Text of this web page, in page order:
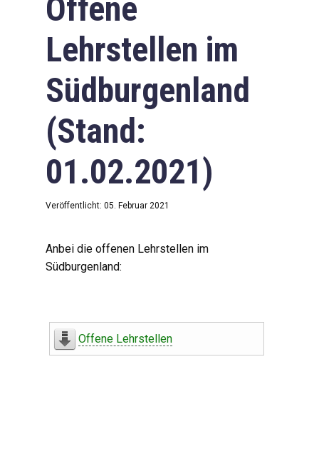
Offene
Lehrstellen im
Südburgenland
(Stand:
01.02.2021)
Veröffentlicht: 05. Februar 2021
Anbei die offenen Lehrstellen im
Südburgenland:
Offene Lehrstellen